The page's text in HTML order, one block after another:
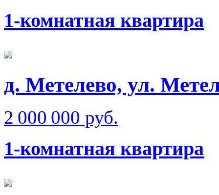
1-комнатная квартира
д. Метелево, ул.
2 000 000 руб.
1-комнатная квартира